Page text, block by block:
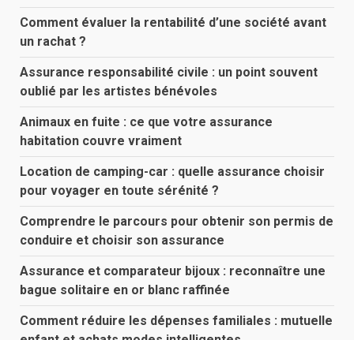
Comment évaluer la rentabilité d’une société avant
un rachat ?
Assurance responsabilité civile : un point souvent
oublié par les artistes bénévoles
Animaux en fuite : ce que votre assurance
habitation couvre vraiment
Location de camping-car : quelle assurance choisir
pour voyager en toute sérénité ?
Comprendre le parcours pour obtenir son permis de
conduire et choisir son assurance
Assurance et comparateur bijoux : reconnaître une
bague solitaire en or blanc raffinée
Comment réduire les dépenses familiales : mutuelle